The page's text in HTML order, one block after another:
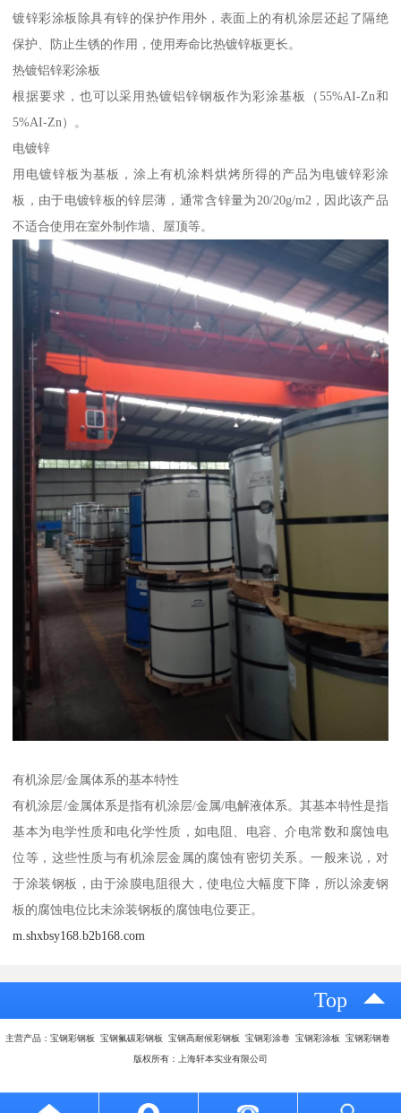
镀锌彩涂板除具有锌的保护作用外，表面上的有机涂层还起了隔绝
保护、防止生锈的作用，使用寿命比热镀锌板更长。
热镀铝锌彩涂板
根据要求，也可以采用热镀铝锌钢板作为彩涂基板（55%AI-Zn和
5%AI-Zn）。
电镀锌
用电镀锌板为基板，涂上有机涂料烘烤所得的产品为电镀锌彩涂
板，由于电镀锌板的锌层薄，通常含锌量为20/20g/m2，因此该产品
不适合使用在室外制作墙、屋顶等。
有机涂层/金属体系的基本特性
有机涂层/金属体系是指有机涂层/金属/电解液体系。其基本特性是指
基本为电学性质和电化学性质，如电阻、电容、介电常数和腐蚀电
位等，这些性质与有机涂层金属的腐蚀有密切关系。一般来说，对
于涂装钢板，由于涂膜电阻很大，使电位大幅度下降，所以涂麦钢
板的腐蚀电位比未涂装钢板的腐蚀电位要正。
m.shxbsy168.b2b168.com
Top
主营产品：宝钢彩钢板 宝钢氟碳彩钢板 宝钢高耐候彩钢板 宝钢彩涂卷 宝钢彩涂板 宝钢彩钢卷
版权所有：上海轩本实业有限公司